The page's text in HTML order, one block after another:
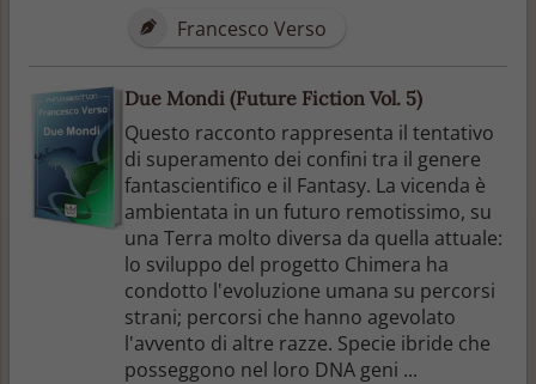
Francesco Verso
Due Mondi (Future Fiction Vol. 5)
Questo racconto rappresenta il tentativo
di superamento dei confini tra il genere
fantascientifico e il Fantasy. La vicenda è
ambientata in un futuro remotissimo, su
una Terra molto diversa da quella attuale:
lo sviluppo del progetto Chimera ha
condotto l'evoluzione umana su percorsi
strani; percorsi che hanno agevolato
l'avvento di altre razze. Specie ibride che
posseggono nel loro DNA geni ...